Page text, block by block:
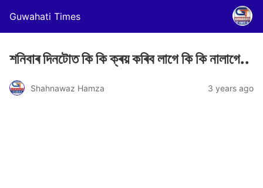
Guwahati Times
শনিবাৰ দিনটোত কি কি ক্ৰয় কৰিব লাগে কি কি নালাগে..
Shahnawaz Hamza 3 years ago